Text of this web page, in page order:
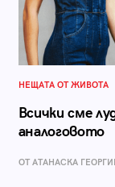
НЕЩАТА ОТ ЖИВОТА
Всички сме
аналоговото
ОТ АТАНАСКА